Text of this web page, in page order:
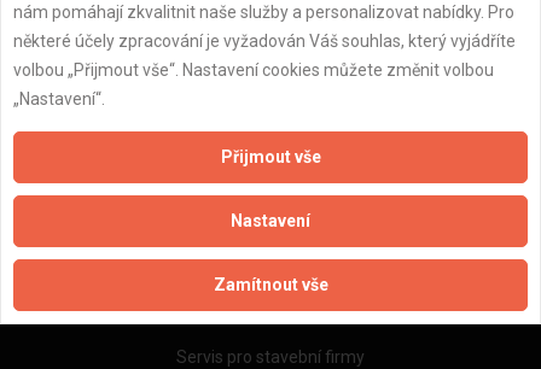
Důležité informace
Naše firmy a řemeslníci
Zásady pro používání souborů cookie
Obchodní podmínky (zprostředkování)
Obchodní podmínky (rozpočtování)
Reference
Naše excelové tabulky online
Naše služby
Servis pro stavební firmy
nám pomáhají zkvalitnit naše služby a personalizovat nabídky. Pro
některé účely zpracování je vyžadován Váš souhlas, který vyjádříte
volbou „Přijmout vše“. Nastavení cookies můžete změnit volbou
„Nastavení“.
Přijmout vše
Nastavení
Zamítnout vše